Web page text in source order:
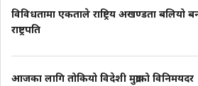
विविधतामा एकताले राष्ट्रिय अखण्डता बलियो
राष्ट्रपति
आजका लागि तोकियो विदेशी मुद्राको विनिमयदर